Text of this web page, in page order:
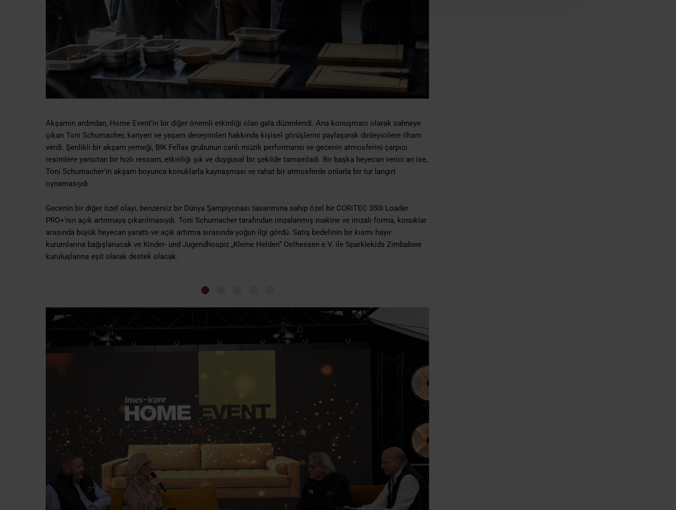
Akşamın ardından, Home Event’in bir diğer önemli etkinliği olan gala düzenlendi. Ana konuşmacı olarak sahneye
çıkan Toni Schumacher, kariyeri ve yaşam deneyimleri hakkında kişisel görüşlerini paylaşarak dinleyicilere ilham
verdi. Şenlikli bir akşam yemeği, BIK Fellas grubunun canlı müzik performansı ve gecenin atmosferini çarpıcı
resimlere yansıtan bir hızlı ressam, etkinliği şık ve duygusal bir şekilde tamamladı. Bir başka heyecan verici an ise,
Toni Schumacher'in akşam boyunca konuklarla kaynaşması ve rahat bir atmosferde onlarla bir tur langırt
oynamasıydı.
Gecenin bir diğer özel olayı, benzersiz bir Dünya Şampiyonası tasarımına sahip özel bir CORiTEC 350i Loader
PRO+'nın açık artırmaya çıkarılmasıydı. Toni Schumacher tarafından imzalanmış makine ve imzalı forma, konuklar
arasında büyük heyecan yarattı ve açık artırma sırasında yoğun ilgi gördü. Satış bedelinin bir kısmı hayır
kurumlarına bağışlanacak ve Kinder- und Jugendhospiz „Kleine Helden“ Osthessen e.V. ile Sparklekids Zimbabwe
kuruluşlarına eşit olarak destek olacak.